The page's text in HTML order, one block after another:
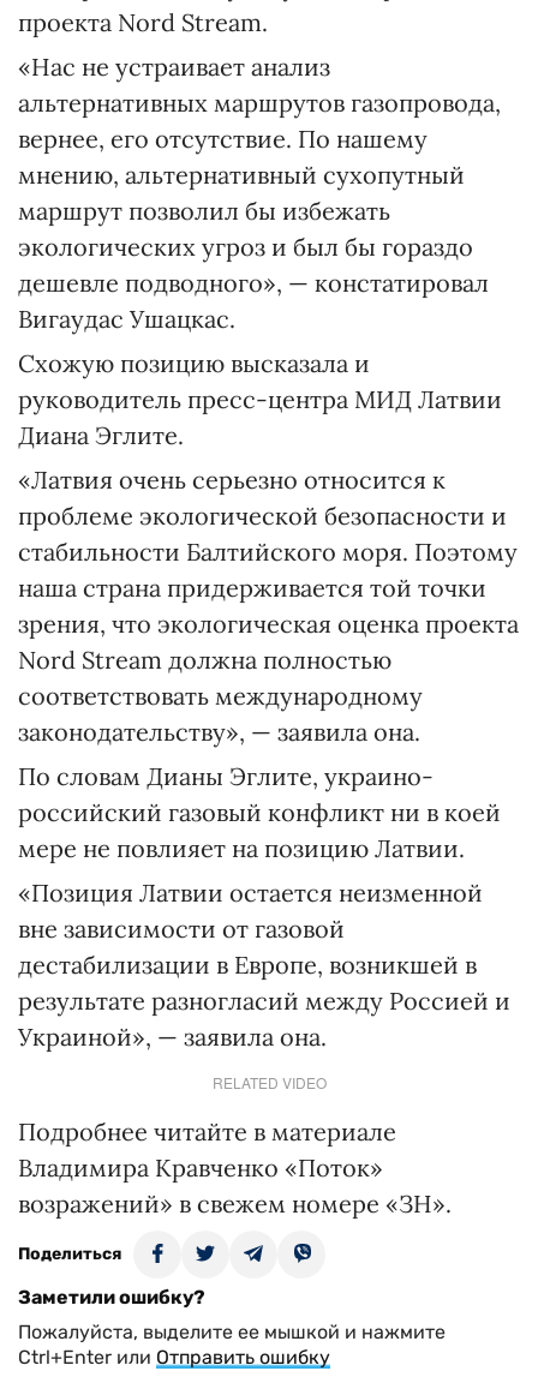
проекта Nord Stream.
«Нас не устраивает анализ
альтернативных маршрутов газопровода,
вернее, его отсутствие. По нашему
мнению, альтернативный сухопутный
маршрут позволил бы избежать
экологических угроз и был бы гораздо
дешевле подводного», — констатировал
Вигаудас Ушацкас.
Схожую позицию высказала и
руководитель пресс-центра МИД Латвии
Диана Эглите.
«Латвия очень серьезно относится к
проблеме экологической безопасности и
стабильности Балтийского моря. Поэтому
наша страна придерживается той точки
зрения, что экологическая оценка проекта
Nord Stream должна полностью
соответствовать международному
законодательству», — заявила она.
По словам Дианы Эглите, украино-
российский газовый конфликт ни в коей
мере не повлияет на позицию Латвии.
«Позиция Латвии остается неизменной
вне зависимости от газовой
дестабилизации в Европе, возникшей в
результате разногласий между Россией и
Украиной», — заявила она.
RELATED VIDEO
Подробнее читайте в материале
Владимира Кравченко «Поток»
возражений» в свежем номере «ЗН».
Поделиться
Заметили ошибку?
Пожалуйста, выделите ее мышкой и нажмите
Ctrl+Enter или Отправить ошибку